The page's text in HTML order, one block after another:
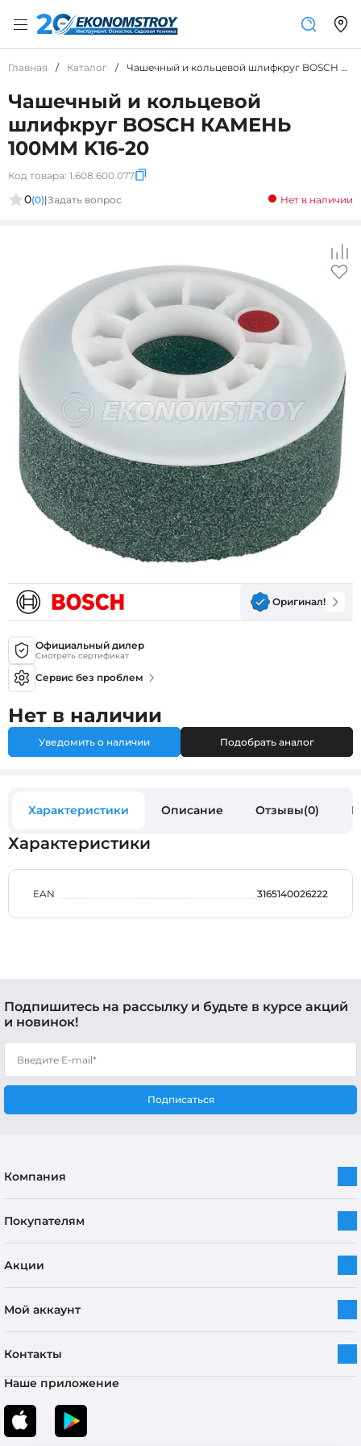
Главная / Каталог / Чашечный и кольцевой шлифкруг BOSCH КАМЕНЬ 100MM K16-20
Чашечный и кольцевой
шлифкруг BOSCH КАМЕНЬ
100MM K16-20
Код товара: 1.608.600.077
0(0)|Задать вопрос Нет в наличии
Оригинал!
Официальный дилер
Смотреть сертификат
Сервис без проблем
Нет в наличии
Уведомить о наличии Подобрать аналог
Характеристики Описание Отзывы(0)
Характеристики
EAN 3165140026222
Подпишитесь на рассылку и будьте в курсе акций
и новинок!
Подписаться
Компания
Покупателям
Акции
Мой аккаунт
Контакты
Наше приложение